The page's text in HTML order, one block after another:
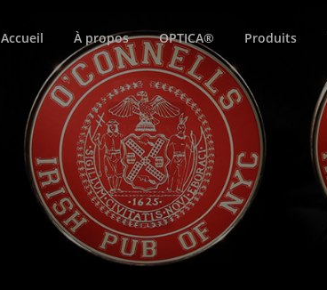
Accueil À propos OPTICA® Produits